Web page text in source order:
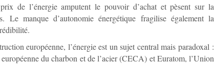
de l’énergie amputent le pouvoir d’achat et pèsent sur la
Le manque d’autonomie énergétique fragilise également la
européenne, l’énergie est un sujet central mais paradoxal :
du charbon et de l’acier (CECA) et Euratom, l’Union